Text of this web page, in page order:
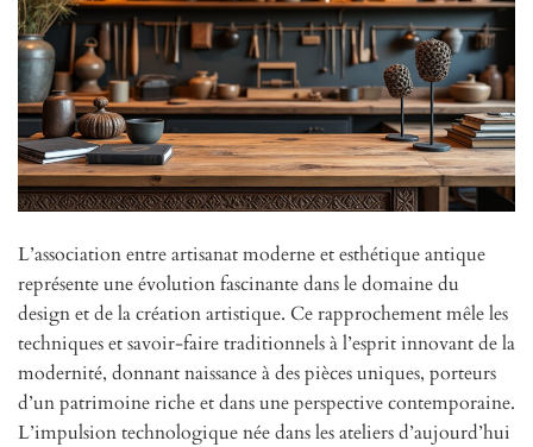
L’association entre artisanat moderne et esthétique antique
représente une évolution fascinante dans le domaine du
design et de la création artistique. Ce rapprochement mêle les
techniques et savoir-faire traditionnels à l’esprit innovant de la
modernité, donnant naissance à des pièces uniques, porteurs
d’un patrimoine riche et dans une perspective contemporaine.
L’impulsion technologique née dans les ateliers d’aujourd’hui